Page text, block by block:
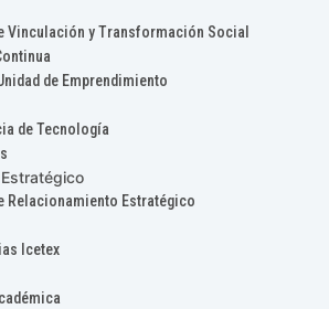
Vinculación y Transformación Social
de Emprendimiento
de Tecnología
Relacionamiento Estratégico
Icetex